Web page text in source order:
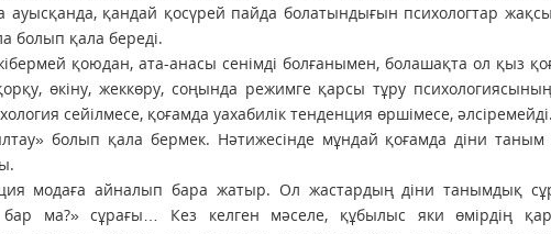
ауысқанда, қандай қосүрей пайда болатындығын психологтар жақсы
болып қала береді.
қоюдан, ата-анасы сенімді болғанымен, болашақта ол қыз
өкіну, жеккөру, соңында режимге қарсы тұру
сейілмесе, қоғамда уахабилік тенденция өршімесе,
болып қала бермек. Нәтижесінде мұндай қоғамда діни
модаға айналып бара жатыр. Ол жастардың діни танымдық
ма?» сұрағы… Кез келген мәселе, құбылыс яки өмірдің